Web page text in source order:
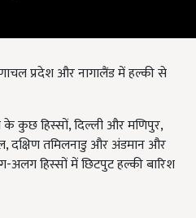
प्रदेश और नागालैंड में हल्की से
के कुछ हिस्सों,दिल्ली और मणिपुर,
,दक्षिण तमिलनाडु और अंडमान और
अलग हिस्सों में छिटपुट हल्की बारिश